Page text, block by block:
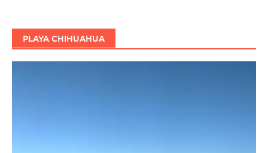
PLAYA CHIHUAHUA